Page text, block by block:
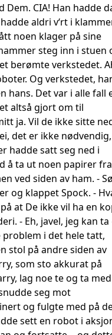
CIA! Han hadde
aldri v‘rt i
noen klager på sine
steg inn i stuen
berømte verkstedet.
Og verkstedet,
hans. Det var i alle fall
altså gjort om til
ja. Vil de ikke sitte
det er ikke nødvendig,
hadde satt seg ned i
å ta ut noen papirer fra
ved siden av ham. -
og klappet Spock. -
at De ikke vil ha en
- Eh, javel, jeg kan ta
i det hele tatt,
stol på andre siden av
som sto akkurat på
lag noe te og ta
seg mot
og fulgte med på
sett en robot i